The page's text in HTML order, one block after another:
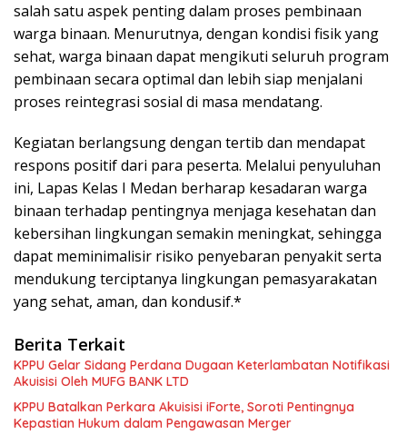
salah satu aspek penting dalam proses pembinaan
warga binaan. Menurutnya, dengan kondisi fisik yang
sehat, warga binaan dapat mengikuti seluruh program
pembinaan secara optimal dan lebih siap menjalani
proses reintegrasi sosial di masa mendatang.
Kegiatan berlangsung dengan tertib dan mendapat
respons positif dari para peserta. Melalui penyuluhan
ini, Lapas Kelas I Medan berharap kesadaran warga
binaan terhadap pentingnya menjaga kesehatan dan
kebersihan lingkungan semakin meningkat, sehingga
dapat meminimalisir risiko penyebaran penyakit serta
mendukung terciptanya lingkungan pemasyarakatan
yang sehat, aman, dan kondusif.*
Berita Terkait
KPPU Gelar Sidang Perdana Dugaan Keterlambatan Notifikasi
Akuisisi Oleh MUFG BANK LTD
KPPU Batalkan Perkara Akuisisi iForte, Soroti Pentingnya
Kepastian Hukum dalam Pengawasan Merger